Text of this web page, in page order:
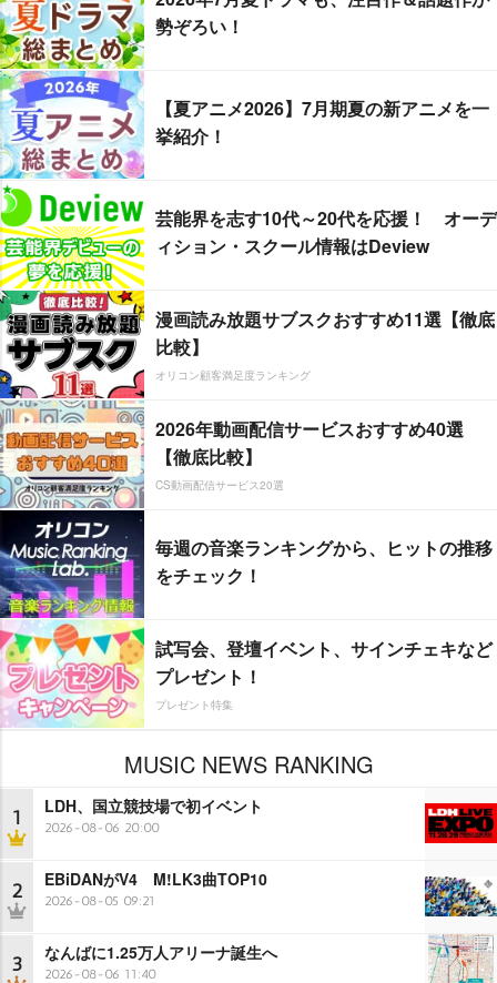
勢ぞろい！
【夏アニメ2026】7月期夏の新アニメを一
挙紹介！
芸能界を志す10代～20代を応援！ オーデ
ィション・スクール情報はDeview
漫画読み放題サブスクおすすめ11選【徹底
比較】
オリコン顧客満足度ランキング
2026年動画配信サービスおすすめ40選
【徹底比較】
CS動画配信サービス20選
毎週の音楽ランキングから、ヒットの推移
をチェック！
試写会、登壇イベント、サインチェキなど
プレゼント！
プレゼント特集
MUSIC NEWS RANKING
1 LDH、国立競技場で初イベント
2026-08-06 20:00
2 EBiDANがV4 M!LK3曲TOP10
2026-08-05 09:21
3 なんばに1.25万人アリーナ誕生へ
2026-08-06 11:40